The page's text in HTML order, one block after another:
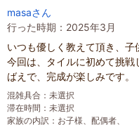
masaさん
行った時期：2025年3月
いつも優しく教えて頂き、子
今回は、タイルに初めて挑
ばえで、完成が楽しみです。
混雑具合 ： 未選択
滞在時間 ： 未選択
家族の内訳 ： お子様、 配偶者、